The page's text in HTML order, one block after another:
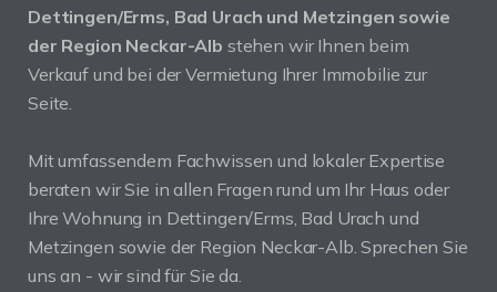
Dettingen/Erms, Bad Urach und Metzingen sowie
der Region Neckar-Alb stehen wir Ihnen beim
Verkauf und bei der Vermietung Ihrer Immobilie zur
Seite.
Mit umfassendem Fachwissen und lokaler Expertise
beraten wir Sie in allen Fragen rund um Ihr Haus oder
Ihre Wohnung in Dettingen/Erms, Bad Urach und
Metzingen sowie der Region Neckar-Alb. Sprechen Sie
uns an - wir sind für Sie da.